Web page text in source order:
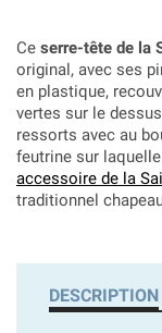
Ce serre-tête de la
original, avec ses
en plastique,
vertes sur le
ressorts avec au
feutrine sur
accessoire de la
traditionnel
DESCRIPTION